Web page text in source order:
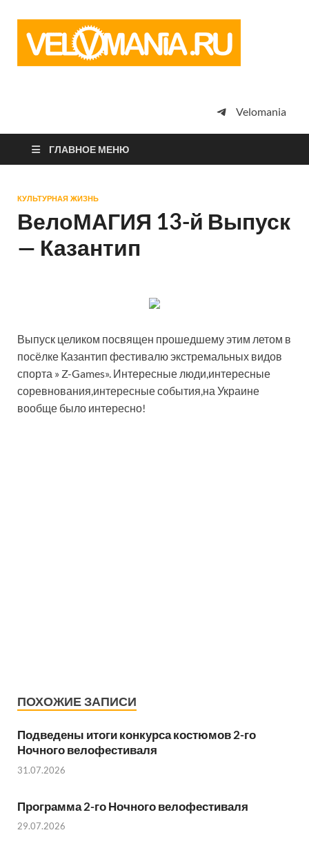
просто
Velomania
ГЛАВНОЕ МЕНЮ
КУЛЬТУРНАЯ ЖИЗНЬ
ВелоМАГИЯ 13-й Выпуск
— Казантип
Выпуск целиком посвящен прошедшему этим летом в
посёлке Казантип фестивалю экстремальных видов
спорта » Z-Games». Интересные люди,интересные
соревнования,интересные события,на Украине
вообще было интересно!
ПОХОЖИЕ ЗАПИСИ
Подведены итоги конкурса костюмов 2-го
Ночного велофестиваля
31.07.2026
Программа 2-го Ночного велофестиваля
29.07.2026